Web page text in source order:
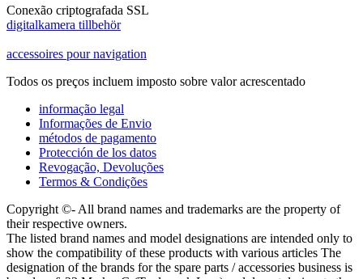
Conexão criptografada SSL
digitalkamera tillbehör
accessoires pour navigation
Todos os preços incluem imposto sobre valor acrescentado
informação legal
Informações de Envio
métodos de pagamento
Protección de los datos
Revogação, Devoluções
Termos & Condições
Copyright ©- All brand names and trademarks are the property of
their respective owners.
The listed brand names and model designations are intended only to
show the compatibility of these products with various articles The
designation of the brands for the spare parts / accessories business is